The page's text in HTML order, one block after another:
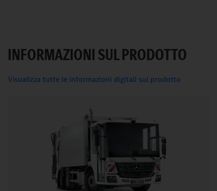
INFORMAZIONI SUL PRODOTTO
Visualizza tutte le informazioni digitali sul prodotto